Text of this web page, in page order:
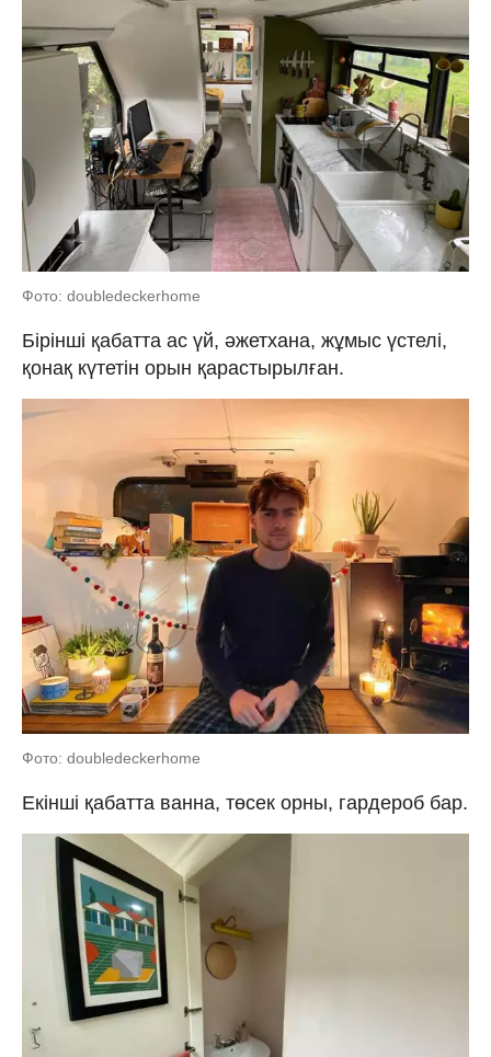
Фото: doubledeckerhome
Бірінші қабатта ас үй, әжетхана, жұмыс үстелі,
қонақ күтетін орын қарастырылған.
Фото: doubledeckerhome
Екінші қабатта ванна, төсек орны, гардероб бар.